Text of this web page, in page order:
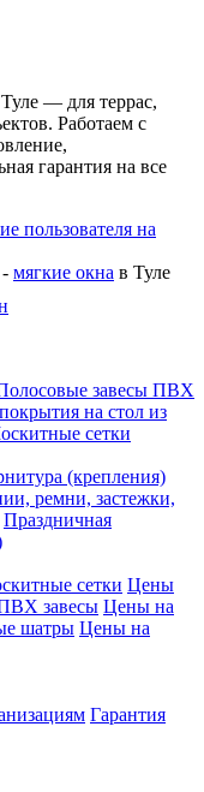
— для террас,
Работаем с
гарантия на все
пользователя на
мягкие окна в Туле
завесы ПВХ
на стол из
сетки
(крепления)
ремни, застежки,
Праздничная
сетки Цены
завесы Цены на
шатры Цены на
Гарантия